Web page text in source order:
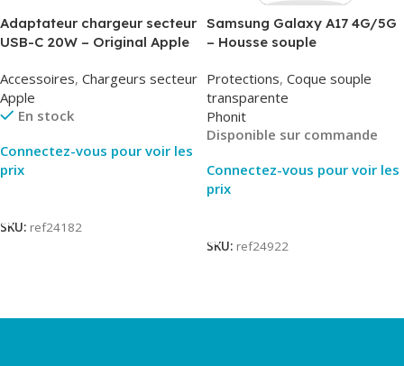
Adaptateur chargeur secteur
USB-C 20W – Original Apple
Accessoires, Chargeurs secteur
Apple
En stock
Connectez-vous pour voir les
prix
SKU: ref24182
Samsung Galaxy A17 4G/5G
– Housse souple
Protections, Coque souple
transparente
Phonit
Disponible sur commande
Connectez-vous pour voir les
prix
SKU: ref24922